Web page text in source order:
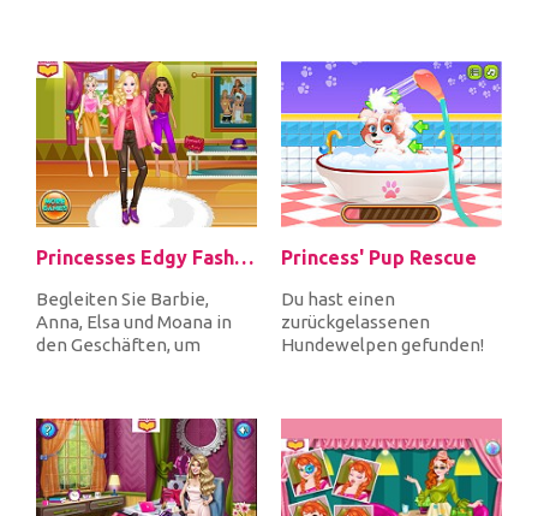
Princesses Edgy Fashion
Begleiten Sie Barbie,
Anna, Elsa und Moana in
den Geschäften, um
Princess' Pup Rescue
Du hast einen
zurückgelassenen
Hundewelpen gefunden!